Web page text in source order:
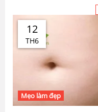
12
TH6
Mẹo làm đẹp